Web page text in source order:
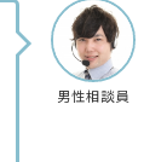
男性相談員